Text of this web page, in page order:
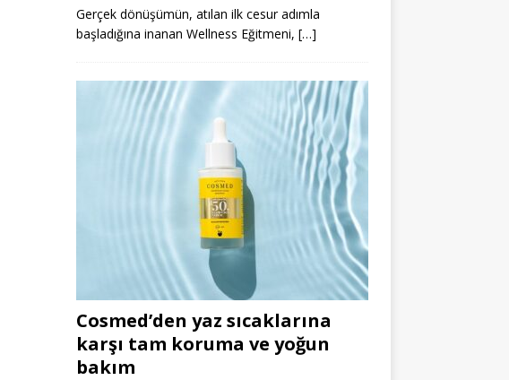
Gerçek dönüşümün, atılan ilk cesur adımla
başladığına inanan Wellness Eğitmeni, […]
Cosmed’den yaz sıcaklarına
karşı tam koruma ve yoğun
bakım